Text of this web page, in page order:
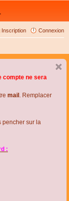
Connexion
Inscription
compte ne sera
mail . Remplacer
pencher sur la
: